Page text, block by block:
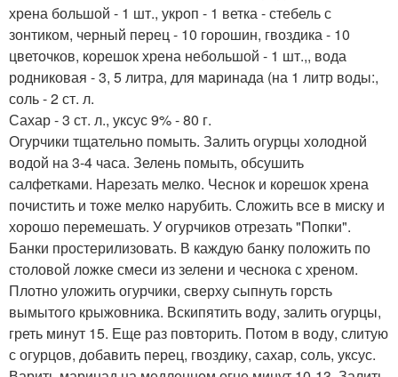
хрена большой - 1 шт., укроп - 1 ветка - стебель с
зонтиком, черный перец - 10 горошин, гвоздика - 10
цветочков, корешок хрена небольшой - 1 шт.,, вода
родниковая - 3, 5 литра, для маринада (на 1 литр воды:,
соль - 2 ст. л.
Сахар - 3 ст. л., уксус 9% - 80 г.
Огурчики тщательно помыть. Залить огурцы холодной
водой на 3-4 часа. Зелень помыть, обсушить
салфетками. Нарезать мелко. Чеснок и корешок хрена
почистить и тоже мелко нарубить. Сложить все в миску и
хорошо перемешать. У огурчиков отрезать "Попки".
Банки простерилизовать. В каждую банку положить по
столовой ложке смеси из зелени и чеснока с хреном.
Плотно уложить огурчики, сверху сыпнуть горсть
вымытого крыжовника. Вскипятить воду, залить огурцы,
греть минут 15. Еще раз повторить. Потом в воду, слитую
с огурцов, добавить перец, гвоздику, сахар, соль, уксус.